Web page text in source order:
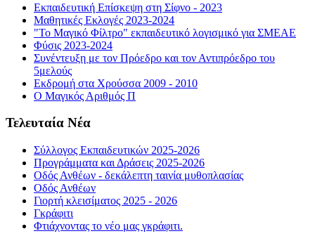
Εκπαιδευτική Επίσκεψη στη Σίφνο - 2023
Μαθητικές Εκλογές 2023-2024
"Το Μαγικό Φίλτρο" εκπαιδευτικό λογισμικό για ΣΜΕΑΕ
Φύσις 2023-2024
Συνέντευξη με τον Πρόεδρο και τον Αντιπρόεδρο του
5μελούς
Εκδρομή στα Χρούσσα 2009 - 2010
Ο Μαγικός Αριθμός Π
Τελευταία Νέα
Σύλλογος Εκπαιδευτικών 2025-2026
Προγράμματα και Δράσεις 2025-2026
Οδός Ανθέων - δεκάλεπτη ταινία μυθοπλασίας
Οδός Ανθέων
Γιορτή κλεισίματος 2025 - 2026
Γκράφιτι
Φτιάχνοντας το νέο μας γκράφιτι.